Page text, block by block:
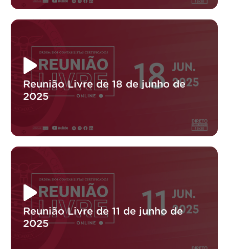
Reunião Livre de 18 de junho de
2025
Reunião Livre de 11 de junho de
2025